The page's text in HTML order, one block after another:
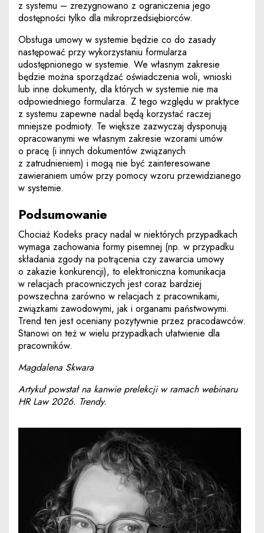
z systemu – zrezygnowano z ograniczenia jego
dostępności tylko dla mikroprzedsiębiorców.
Obsługa umowy w systemie będzie co do zasady
następować przy wykorzystaniu formularza
udostępnionego w systemie. We własnym zakresie
będzie można sporządzać oświadczenia woli, wnioski
lub inne dokumenty, dla których w systemie nie ma
odpowiedniego formularza. Z tego względu w praktyce
z systemu zapewne nadal będą korzystać raczej
mniejsze podmioty. Te większe zazwyczaj dysponują
opracowanymi we własnym zakresie wzorami umów
o pracę (i innych dokumentów związanych
z zatrudnieniem) i mogą nie być zainteresowane
zawieraniem umów przy pomocy wzoru przewidzianego
w systemie.
Podsumowanie
Chociaż Kodeks pracy nadal w niektórych przypadkach
wymaga zachowania formy pisemnej (np. w przypadku
składania zgody na potrącenia czy zawarcia umowy
o zakazie konkurencji), to elektroniczna komunikacja
w relacjach pracowniczych jest coraz bardziej
powszechna zarówno w relacjach z pracownikami,
związkami zawodowymi, jak i organami państwowymi.
Trend ten jest oceniany pozytywnie przez pracodawców.
Stanowi on też w wielu przypadkach ułatwienie dla
pracowników.
Magdalena Skwara
Artykuł powstał na kanwie prelekcji w ramach webinaru
HR Law 2026. Trendy.